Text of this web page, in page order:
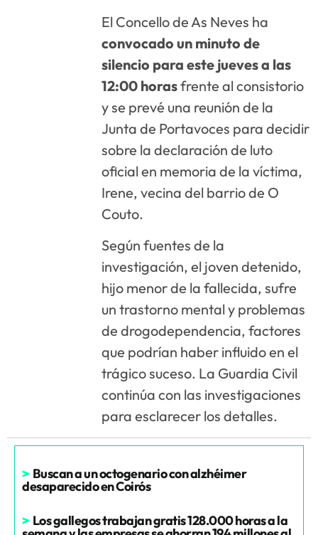
El Concello de As Neves ha
convocado un minuto de
silencio para este jueves a las
12:00 horasfrente al consistorio
y se prevé una reunión de la
Junta de Portavoces para decidir
sobre la declaración de luto
oficial en memoria de la víctima,
Irene, vecina del barrio de O
Couto.
Según fuentes de la
investigación, el joven detenido,
hijo menor de la fallecida, sufre
un trastorno mental y problemas
de drogodependencia, factores
que podrían haber influido en el
trágico suceso. La Guardia Civil
continúa con las investigaciones
para esclarecer los detalles.
> Buscan a un octogenario con alzhéimer
desaparecido en Coirós
> Los gallegos trabajan gratis 128.000 horas a la